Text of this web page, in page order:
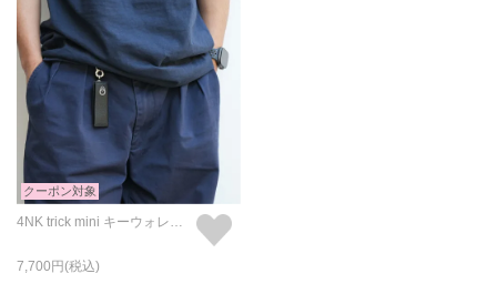
クーポン対象
4NK trick mini キーウォレット キャッシュレス対応のお財布/キーホルダー・キーチェーン/アイレットプリント
7,700